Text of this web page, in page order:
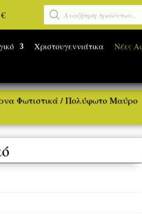
€ Αναζήτηση
προϊόντων
Χριστουγεννιάτικα Νέες
Φωτιστικά / Πολύφωτο Μαύρο